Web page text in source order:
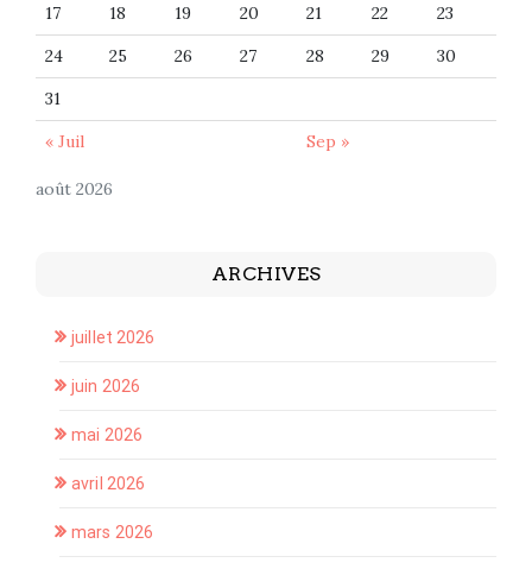
août 2026
17
18 19 20 21 22
23
24
25 26 27 28 29
30
31
« Juil
Sep »
ARCHIVES
juillet 2026
juin 2026
mai 2026
avril 2026
mars 2026